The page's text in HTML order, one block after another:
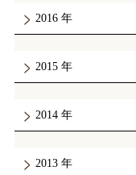
2016
2015
2014
2013